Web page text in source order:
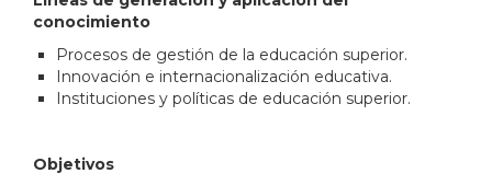
conocimiento
Procesos de gestión de la educación superior.
Innovación e internacionalización educativa.
Instituciones y políticas de educación superior.
Objetivos